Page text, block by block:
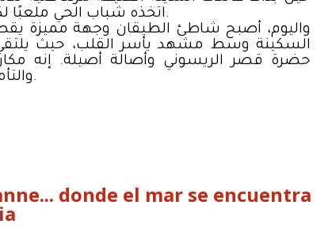
اتخذه شباب الحي ملعبًا لكرة القدم على رماله.
واليوم، أصبح شاطئ الطيقان وجهة مميزة
السكينة وسط مشهد يأسر القلب، حيث يلتقي
حضرة قصر الريسوني وأصالة أصيلة. إنه
والتأمل في عبق الماضي.
donde el mar se encuentra